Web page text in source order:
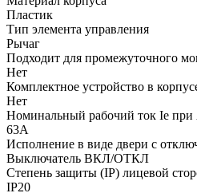
Пластик
Тип элемента управления
Рычаг
Подходит для промежуточного
Нет
Комплектное устройство в
Нет
Номинальный рабочий ток Ie при
63А
Исполнение в виде двери с
Выключатель ВКЛ/ОТКЛ
Степень защиты (IP) лицевой
IP20